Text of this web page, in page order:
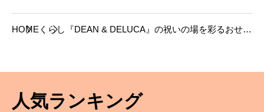
HOME くらし
『DEAN & DELUCA』の祝いの場を彩るおせち
人気ランキング